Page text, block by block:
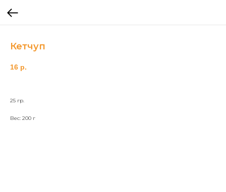
Кетчуп
16 р.
25 гр.
Вес: 200 г